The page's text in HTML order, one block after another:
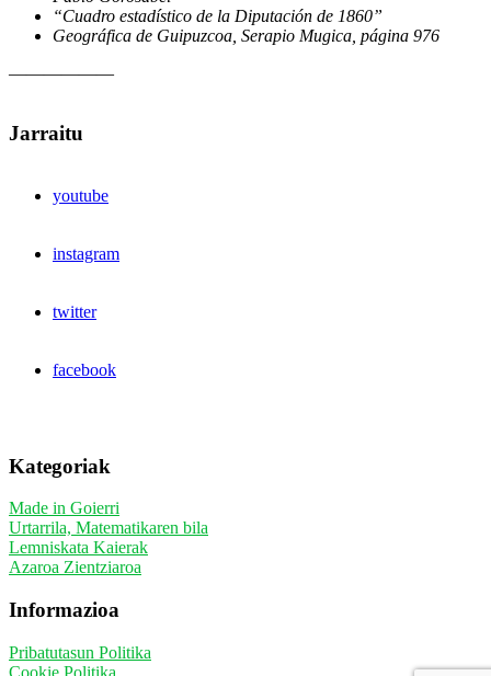
“Cuadro estadístico de la Diputación de 1860”
Geográfica de Guipuzcoa, Serapio Mugica, página 976
——————
Jarraitu
youtube
instagram
twitter
facebook
Kategoriak
Made in Goierri
Urtarrila, Matematikaren bila
Lemniskata Kaierak
Azaroa Zientziaroa
Informazioa
Pribatutasun Politika
Cookie Politika